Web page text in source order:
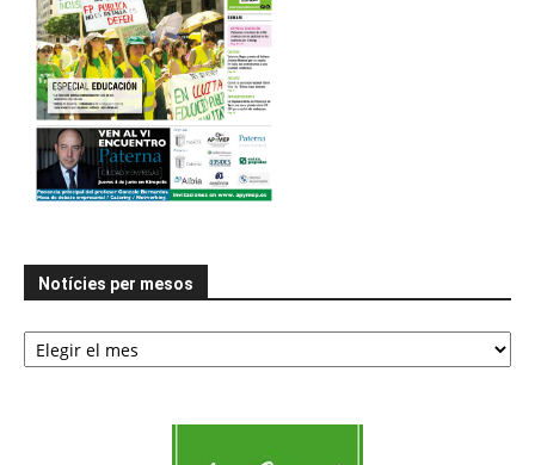
Notícies per mesos
Notícies
per